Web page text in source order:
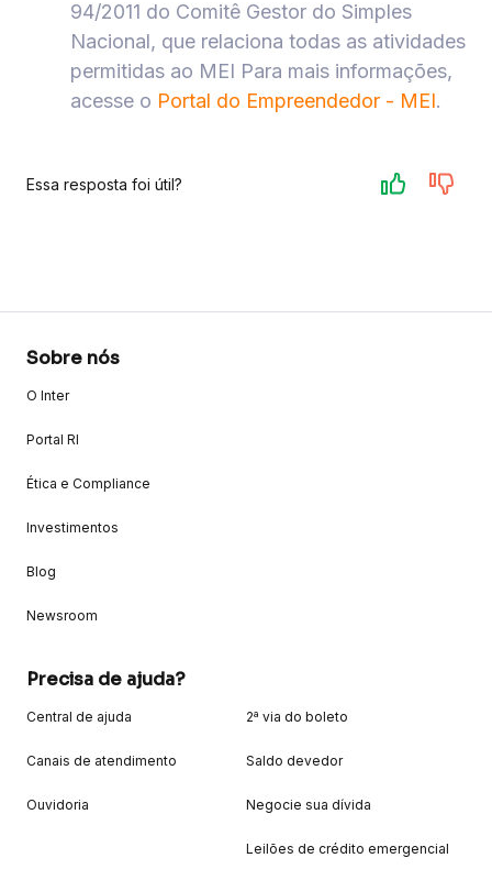
94/2011 do Comitê Gestor do Simples
Nacional, que relaciona todas as atividades
permitidas ao MEI Para mais informações,
acesse o Portal do Empreendedor - MEI.
Essa resposta foi útil?
Sobre nós
O Inter
Portal RI
Ética e Compliance
Investimentos
Blog
Newsroom
Precisa de ajuda?
Central de ajuda
Canais de atendimento
Ouvidoria
2ª via do boleto
Saldo devedor
Negocie sua dívida
Leilões de crédito emergencial